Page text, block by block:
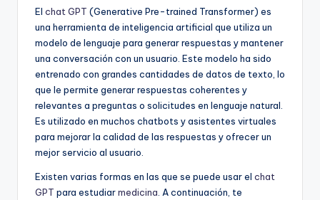
El chat GPT (Generative Pre-trained Transformer) es
una herramienta de inteligencia artificial que utiliza un
modelo de lenguaje para generar respuestas y mantener
una conversación con un usuario. Este modelo ha sido
entrenado con grandes cantidades de datos de texto, lo
que le permite generar respuestas coherentes y
relevantes a preguntas o solicitudes en lenguaje natural.
Es utilizado en muchos chatbots y asistentes virtuales
para mejorar la calidad de las respuestas y ofrecer un
mejor servicio al usuario.
Existen varias formas en las que se puede usar el chat
GPT para estudiarmedicina . A continuación, te